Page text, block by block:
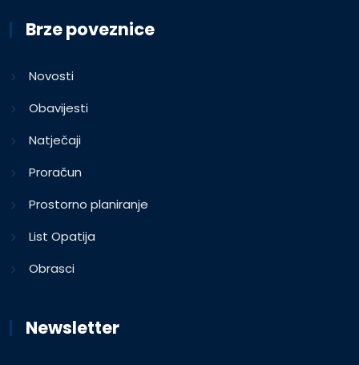
Brze poveznice
Novosti
Obavijesti
Natječaji
Proračun
Prostorno planiranje
List Opatija
Obrasci
Newsletter